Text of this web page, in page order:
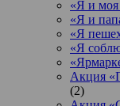
«Я и
«Я и
«Я
«Я
Акция
(2)